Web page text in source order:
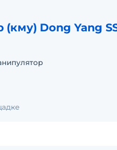
Dong Yang